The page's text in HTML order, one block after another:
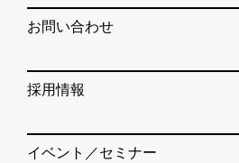
お問い合わせ
採用情報
イベント／セミナー